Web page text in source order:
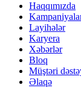
Haqqımızda
Layihələr
Karyera
Xəbərlər
Bloq
Müştəri
Əlaqə